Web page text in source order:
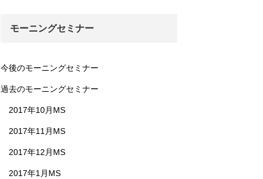
モーニングセミナー
今後のモーニングセミナー
過去のモーニングセミナー
2017年10月MS
2017年11月MS
2017年12月MS
2017年1月MS